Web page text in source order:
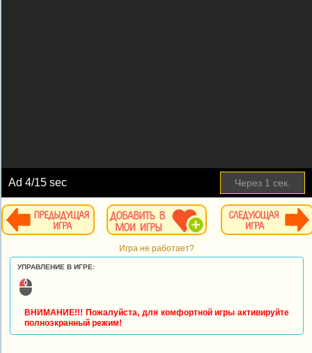
Ad4/15 sec Через 1 сек.
Игра не работает?
УПРАВЛЕНИЕ В ИГРЕ:
ВНИМАНИЕ!!! Пожалуйста, для комфортной игры активируйте
полноэкранный режим!